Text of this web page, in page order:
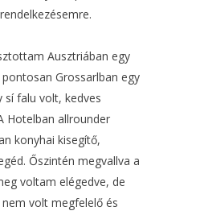
Ausztriában egy
Grossarlban egy
sí falu volt, kedves
Hotelban allrounder
konyhai kisegítő,
Őszintén megvallva a
voltam elégedve, de
volt megfelelő és